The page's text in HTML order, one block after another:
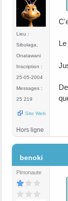
Lieu :
Sibulaga,
Onatawani
Inscription :
25-05-2004
Messages :
25 219
Site Web
Hors ligne
benoki
Pimonaute